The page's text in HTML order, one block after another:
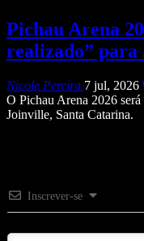
Pichau Arena
realizado” para
Nicole Pereira 7 jul, 2026
O Pichau Arena 2026
Joinville, Santa Catarina.
Inscrever-se